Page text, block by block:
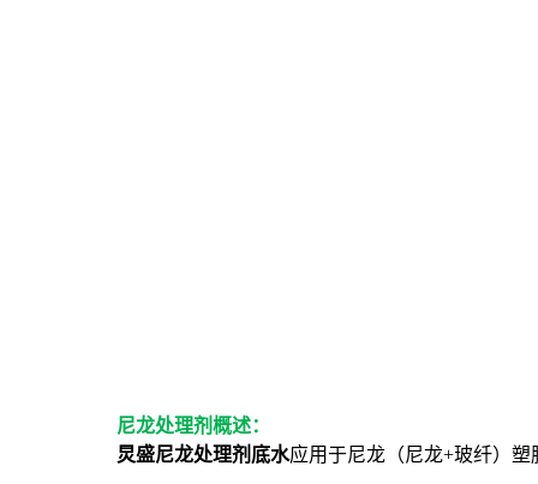
尼龙处理剂概述：
炅盛尼龙处理剂底水应用于尼龙（尼龙+玻纤）